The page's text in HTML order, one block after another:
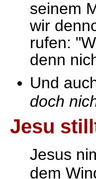
seinem
wir
rufen:
denn
Und
doch
Jesu
Jesus
dem